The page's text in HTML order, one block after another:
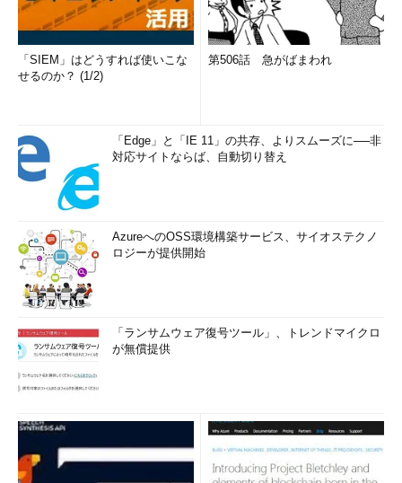
「SIEM」はどうすれば使いこな
せるのか？ (1/2)
第506話 急がばまわれ
「Edge」と「IE 11」の共存、よりスムーズに──非
対応サイトならば、自動切り替え
AzureへのOSS環境構築サービス、サイオステクノ
ロジーが提供開始
「ランサムウェア復号ツール」、トレンドマイクロ
が無償提供